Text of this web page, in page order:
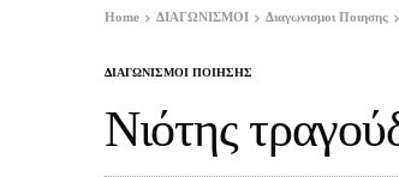
Home ΔΙΑΓΩΝΙΣΜΟΙ Διαγωνισμοι Ποιησης
ΔΙΑΓΩΝΙΣΜΟΙ ΠΟΙΗΣΗΣ
Νιότης